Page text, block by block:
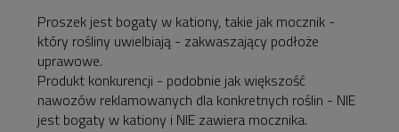
Proszek jest bogaty w kationy, takie jak mocznik -
który rośliny uwielbiają - zakwaszający podłoże
uprawowe.
Produkt konkurencji - podobnie jak większość
nawozów reklamowanych dla konkretnych roślin - NIE
jest bogaty w kationy i NIE zawiera mocznika.